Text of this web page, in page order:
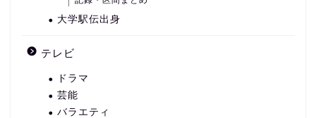
大学駅伝出身
テレビ
ドラマ
芸能
バラエティ